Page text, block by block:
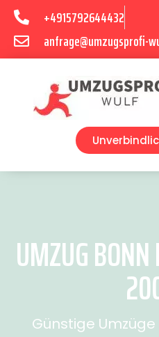
+4915792644432
anfrage@umzugsprofi-
UMZUG
Günstige